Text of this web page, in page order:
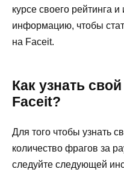
курсе своего рейтинга и
информацию, чтобы
на Faceit.
Как узнать
Faceit?
Для того чтобы узнать
количество фрагов за
следуйте следующей